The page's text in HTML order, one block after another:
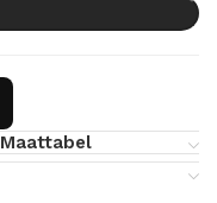
Maattabel